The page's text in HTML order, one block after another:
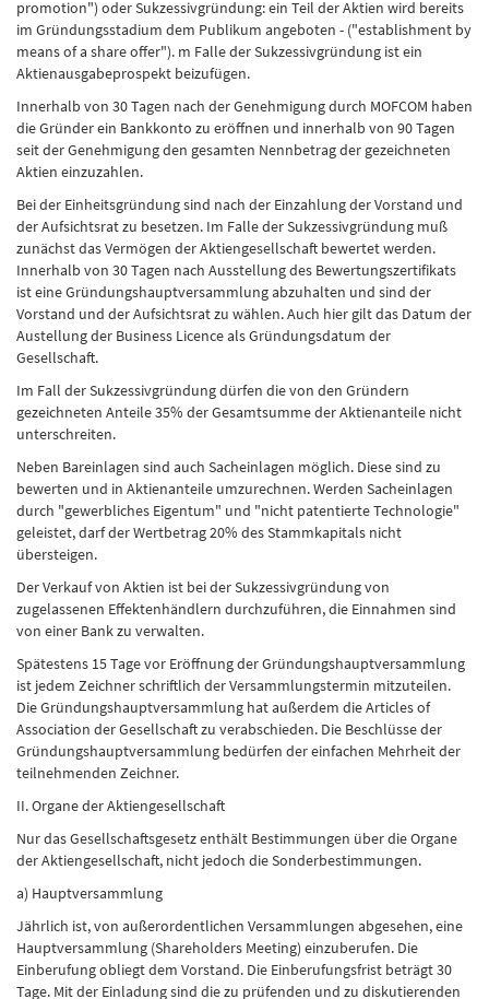
promotion") oder Sukzessivgründung: ein Teil der Aktien wird bereits
im Gründungsstadium dem Publikum angeboten - ("establishment by
means of a share offer"). m Falle der Sukzessivgründung ist ein
Aktienausgabeprospekt beizufügen.
Innerhalb von 30 Tagen nach der Genehmigung durch MOFCOM haben
die Gründer ein Bankkonto zu eröffnen und innerhalb von 90 Tagen
seit der Genehmigung den gesamten Nennbetrag der gezeichneten
Aktien einzuzahlen.
Bei der Einheitsgründung sind nach der Einzahlung der Vorstand und
der Aufsichtsrat zu besetzen. Im Falle der Sukzessivgründung muß
zunächst das Vermögen der Aktiengesellschaft bewertet werden.
Innerhalb von 30 Tagen nach Ausstellung des Bewertungszertifikats
ist eine Gründungshauptversammlung abzuhalten und sind der
Vorstand und der Aufsichtsrat zu wählen. Auch hier gilt das Datum der
Austellung der Business Licence als Gründungsdatum der
Gesellschaft.
Im Fall der Sukzessivgründung dürfen die von den Gründern
gezeichneten Anteile 35% der Gesamtsumme der Aktienanteile nicht
unterschreiten.
Neben Bareinlagen sind auch Sacheinlagen möglich. Diese sind zu
bewerten und in Aktienanteile umzurechnen. Werden Sacheinlagen
durch "gewerbliches Eigentum" und "nicht patentierte Technologie"
geleistet, darf der Wertbetrag 20% des Stammkapitals nicht
übersteigen.
Der Verkauf von Aktien ist bei der Sukzessivgründung von
zugelassenen Effektenhändlern durchzuführen, die Einnahmen sind
von einer Bank zu verwalten.
Spätestens 15 Tage vor Eröffnung der Gründungshauptversammlung
ist jedem Zeichner schriftlich der Versammlungstermin mitzuteilen.
Die Gründungshauptversammlung hat außerdem die Articles of
Association der Gesellschaft zu verabschieden. Die Beschlüsse der
Gründungshauptversammlung bedürfen der einfachen Mehrheit der
teilnehmenden Zeichner.
II. Organe der Aktiengesellschaft
Nur das Gesellschaftsgesetz enthält Bestimmungen über die Organe
der Aktiengesellschaft, nicht jedoch die Sonderbestimmungen.
a) Hauptversammlung
Jährlich ist, von außerordentlichen Versammlungen abgesehen, eine
Hauptversammlung (Shareholders Meeting) einzuberufen. Die
Einberufung obliegt dem Vorstand. Die Einberufungsfrist beträgt 30
Tage. Mit der Einladung sind die zu prüfenden und zu diskutierenden